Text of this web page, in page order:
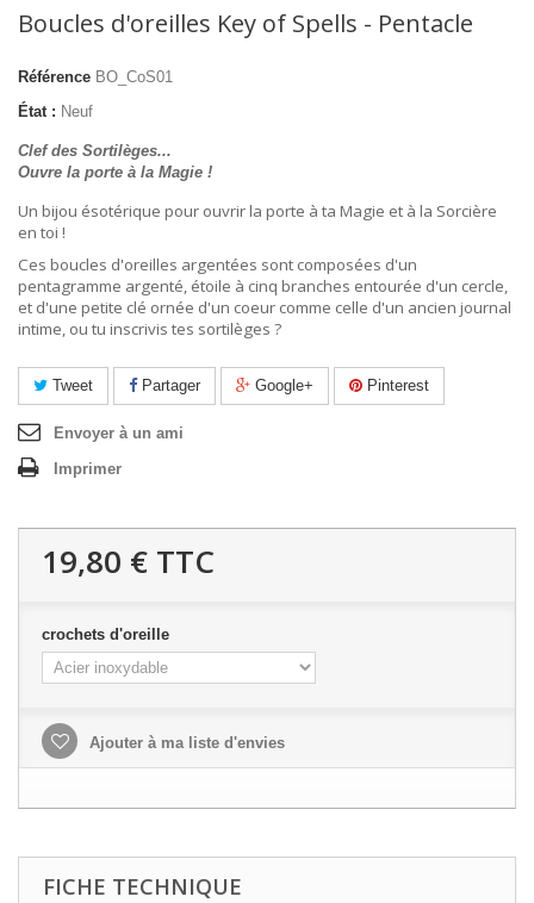
Boucles d'oreilles Key of Spells - Pentacle
Référence BO_CoS01
État : Neuf
Clef des Sortilèges...
Ouvre la porte à la Magie !
Un bijou ésotérique pour ouvrir la porte à ta Magie et à la Sorcière
en toi !
Ces boucles d'oreilles argentées sont composées d'un
pentagramme argenté, étoile à cinq branches entourée d'un cercle,
et d'une petite clé ornée d'un coeur comme celle d'un ancien journal
intime, ou tu inscrivis tes sortilèges ?
Tweet Partager Google+ Pinterest
Envoyer à un ami
Imprimer
19,80 € TTC
crochets d'oreille
Ajouter à ma liste d'envies
FICHE TECHNIQUE